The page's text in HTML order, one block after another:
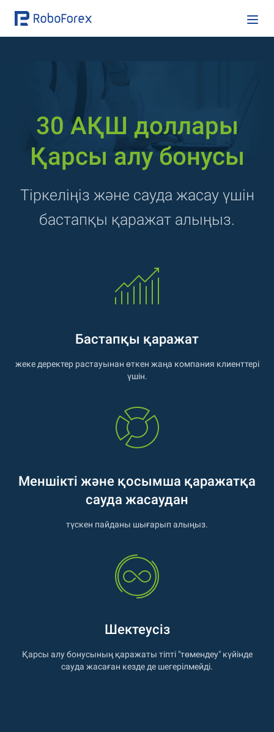
30 АҚШ доллары
Қарсы алу бонусы
Тіркеліңіз және сауда жасау үшін
бастапқы қаражат алыңыз.
Бастапқы қаражат
жеке деректер растауынан өткен жаңа компания клиенттері
үшін.
Меншікті және қосымша қаражатқа
сауда жасаудан
түскен пайданы шығарып алыңыз.
Шектеусіз
Қарсы алу бонусының қаражаты тіпті "төмендеу" күйінде
сауда жасаған кезде де шегерілмейді.